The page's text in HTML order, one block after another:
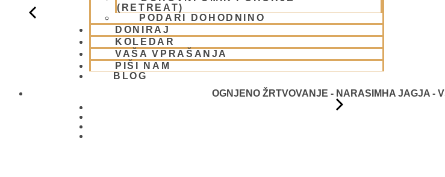
(RETREAT)
PODARI DOHODNINO
DONIRAJ
KOLEDAR
VAŠA VPRAŠANJA
PIŠI NAM
BLOG
OGNJENO ŽRTVOVANJE - NARASIMHA JAGJA -